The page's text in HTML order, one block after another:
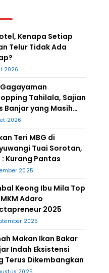
Kenapa Setiap
Telur Tidak Ada
2026
Gagayaman
Tahilala, Sajian
Banjar yang Masih
2026
Teri MBG di
Tuai Sorotan,
: Kurang Pantas
2025
Keong Ibu Mila Top
Adaro
2025
2025
Makan Ikan Bakar
Indah Eksistensi
Terus Dikembangkan